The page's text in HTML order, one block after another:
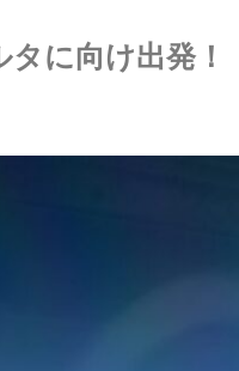
に向け出発！